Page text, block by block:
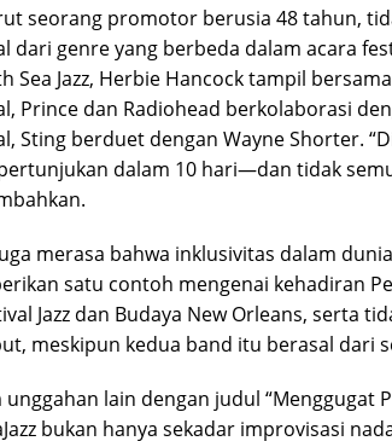
seorang promotor berusia 48 tahun,
dari genre yang berbeda dalam acara
Sea Jazz, Herbie Hancock tampil
Prince dan Radiohead berkolaborasi
Sting berduet dengan Wayne Shorter.
dalam 10 hari—dan tidak
merasa bahwa inklusivitas dalam
satu contoh mengenai kehadiran
Jazz dan Budaya New Orleans, serta
meskipun kedua band itu berasal dari
unggahan lain dengan judul “Menggugat
bukan hanya sekadar improvisasi